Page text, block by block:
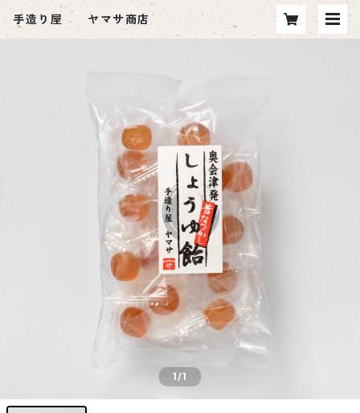
手造り屋 ヤマサ商店
1/1